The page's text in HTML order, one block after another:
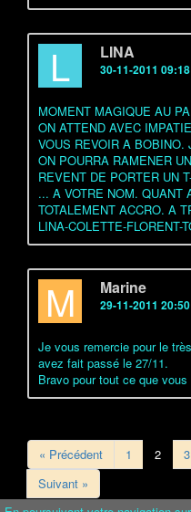
L LINA
30-11-2011
MOMENT MAGIQUE AU
ON ATTEND AVEC
VOUS REVOIR A
ON POURRA RAMENER
REVENT DE PORTER UN
... A VOTRE NOM. QUANT
TOTALEMENT ACCRO. A
LINA-COLETTE-FLORENT-
M Marine
29-11-2011
Je vous remercie pour le
avez fait passé le 27/11.
Bravo pour tout ce que
« Précédent 1 2 3
Suivant »